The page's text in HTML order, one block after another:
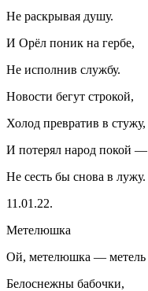
Не раскрывая душу.
И Орёл поник на гербе,
Не исполнив службу.
Новости бегут строкой,
Холод превратив в стужу,
И потерял народ покой —
Не сесть бы снова в лужу.
11.01.22.
Метелюшка
Ой, метелюшка — метель
Белоснежны бабочки,